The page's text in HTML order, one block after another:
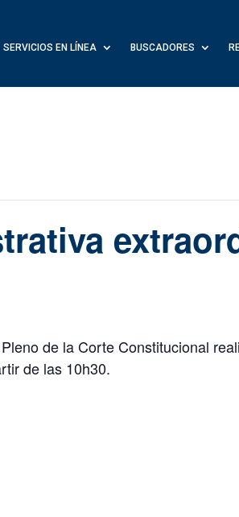
SERVICIOS EN LÍNEA BUSCADORES
de la Corte Constitucional
de las 10h30.